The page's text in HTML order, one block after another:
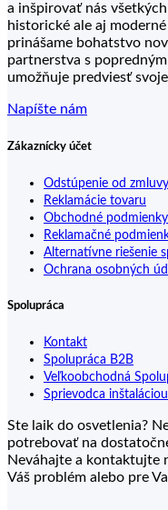
a inšpirovať nás
historické ale aj
prinášame bohatstvo
partnerstva s
umožňuje predviesť
Napíšte nám
Zákaznícky účet
Odstúpenie od zmluvy
Reklamácie tovaru
Obchodné podmienky
Reklamačné
Alternatívne riešenie
Ochrana osobných
Spolupráca
Kontakt
Spolupráca B2B
Veľkoobchodná
Sprievodca inštaláciou
Ste laik do osvetlenia?
potrebovať na
Neváhajte a kontaktujte
Váš problém alebo pre